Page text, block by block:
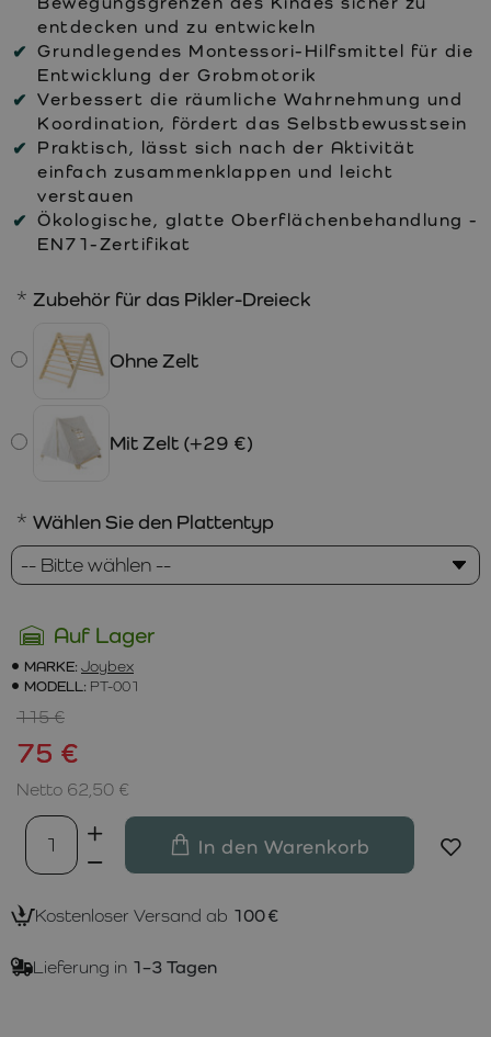
entdecken und zu entwickeln
Grundlegendes Montessori-Hilfsmittel für die
Entwicklung der Grobmotorik
Verbessert die räumliche Wahrnehmung und
Koordination, fördert das Selbstbewusstsein
Praktisch, lässt sich nach der Aktivität
einfach zusammenklappen und leicht
verstauen
Ökologische, glatte Oberflächenbehandlung -
EN71-Zertifikat
Auf Lager
MARKE: Joybex
MODELL: PT-001
75 €
115 €
Netto 62,50 €
Zubehör für das Pikler-Dreieck
Ohne Zelt
Mit Zelt (+29 €)
Wählen Sie den Plattentyp
In den Warenkorb
Kostenloser Versand ab 100 €
Lieferung in 1–3 Tagen